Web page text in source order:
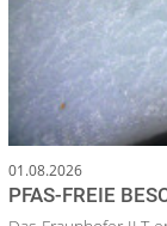
01.08.2026
PFAS-FREIE